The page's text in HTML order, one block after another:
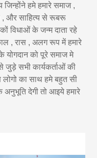
हमे हमारे समाज ,
, और साहित्य से रूबरू
विधाओं के जन्म दाता रहे
, रास , अलग रूप में हमारे
योगदान को पूरे समाज मे
जुड़े सभी कार्यकर्ताओं की
का साथ हमे बहुत सी
अनुभूति देगी तो आइये हमारे